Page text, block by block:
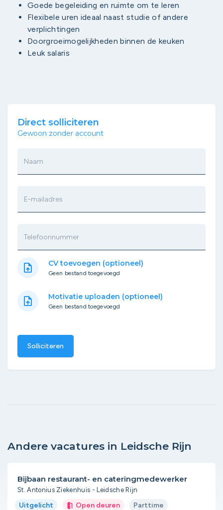
Goede begeleiding en ruimte om te leren
Flexibele uren ideaal naast studie of andere
verplichtingen
Doorgroeimogelijkheden binnen de keuken
Leuk salaris
Direct solliciteren
Gewoon zonder account
Naam
E-mailadres
Telefoonnummer
upload_file CV toevoegen (optioneel)
Geen bestand toegevoegd
upload_file Motivatie uploaden (optioneel)
Geen bestand toegevoegd
Solliciteren
Andere vacatures in Leidsche Rijn
Bijbaan restaurant- en cateringmedewerker
St. Antonius Ziekenhuis - Leidsche Rijn
Uitgelicht Open deuren
Parttime